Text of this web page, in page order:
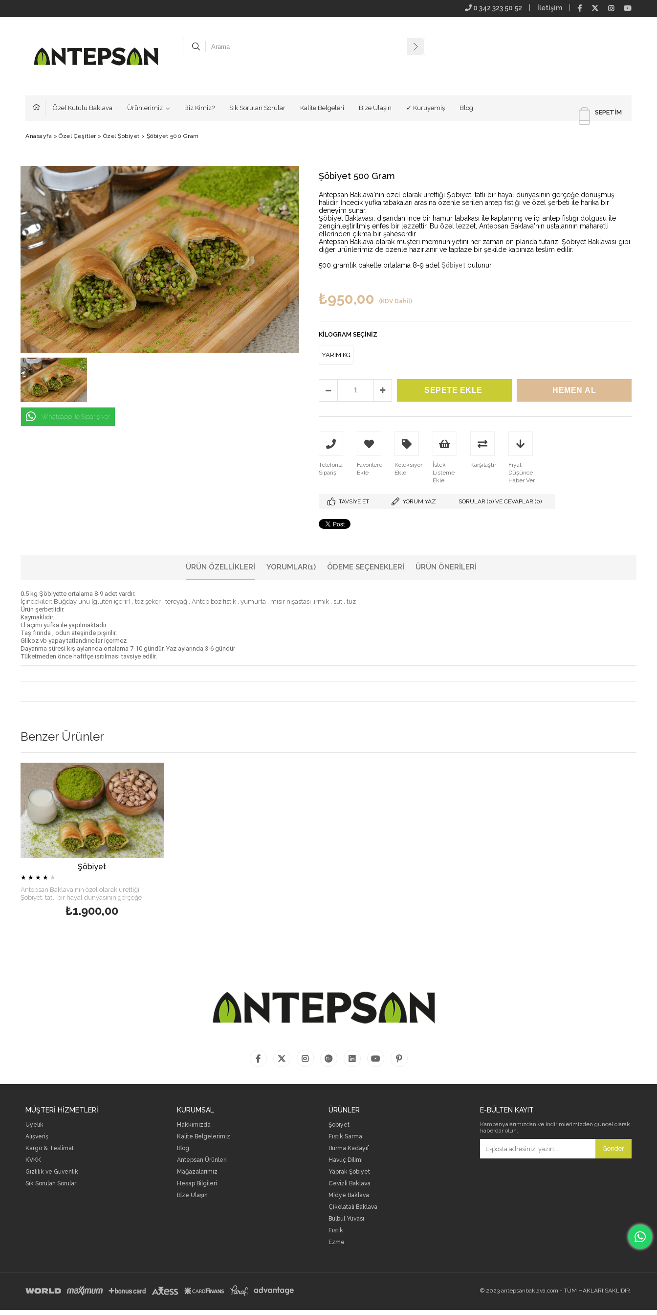
0 342 323 50 52 İletişim
SEPETIM
Özel Kutulu Baklava Ürünlerimiz Biz Kimiz? Sık Sorulan Sorular Kalite Belgeleri Bize Ulaşın ✓ Kuruyemiş Blog
Anasayfa > Özel Çeşitler> Özel Şöbiyet > Şöbiyet 500 Gram
Whatsapp İle Sipariş ver
Şöbiyet 500 Gram
Antepsan Baklava'nın özel olarak ürettiği Şöbiyet, tatlı bir hayal dünyasının gerçeğe dönüşmüş
halidir. İncecik yufka tabakaları arasına özenle serilen antep fıstığı ve özel şerbeti ile harika bir
deneyim sunar.
Şöbiyet Baklavası, dışarıdan ince bir hamur tabakası ile kaplanmış ve içi antep fıstığı dolgusu ile
zenginleştirilmiş enfes bir lezzettir. Bu özel lezzet, Antepsan Baklava'nın ustalarının maharetli
ellerinden çıkma bir şaheserdir.
Antepsan Baklava olarak müşteri memnuniyetini her zaman ön planda tutarız. Şöbiyet Baklavası gibi
diğer ürünlerimiz de özenle hazırlanır ve taptaze bir şekilde kapınıza teslim edilir.
500 gramlık pakette ortalama 8-9 adet Şöbiyet bulunur.
₺950,00 (KDV Dahil)
KILOGRAM SEÇINIZ
YARIM KG
Telefonla
Sipariş
Favorilere
Ekle
Koleksiyona
Ekle
İstek
Listeme
Ekle
Karşılaştır
Fiyat
Düşünce
Haber Ver
TAVSIYE ET YORUM YAZ SORULAR (0) VE CEVAPLAR (0)
ÜRÜN ÖZELLIKLERI YORUMLAR(1) ÖDEME SEÇENEKLERI ÜRÜN ÖNERILERI
0.5 kg Şöbiyette ortalama 8-9 adet vardır.
İçindekiler: Buğday unu (gluten içerir) , toz şeker , tereyağ , Antep boz fıstık , yumurta , mısır nişastası ,irmik , süt , tuz
Ürün şerbetlidir.
Kaymaklıdır.
El açımı yufka ile yapılmaktadır.
Taş fırında , odun ateşinde pişirilir.
Glikoz vb yapay tatlandırıcılar içermez
Dayanma süresi kış aylarında ortalama 7-10 gündür. Yaz aylarında 3-6 gündür
Tüketmeden önce hafifçe ısıtılması tavsiye edilir.
Benzer Ürünler
Şöbiyet
★ ★ ★ ★ ★
Antepsan Baklava'nın özel olarak ürettiği
Şöbiyet, tatlı bir hayal dünyasının gerçeğe
dönüşmüş halidir. İncecik yufka tabakaları
arasına özenle serilen antep fıstığı ve özel şerbeti
₺1.900,00
MÜŞTERİ HİZMETLERİ
Üyelik
Alışveriş
Kargo & Teslimat
KVKK
Gizlilik ve Güvenlik
Sık Sorulan Sorular
KURUMSAL
Hakkımızda
Kalite Belgelerimiz
Blog
Antepsan Ürünleri
Mağazalarımız
Hesap Bilgileri
Bize Ulaşın
ÜRÜNLER
Şöbiyet
Fıstık Sarma
Burma Kadayıf
Havuç Dilimi
Yaprak Şöbiyet
Cevizli Baklava
Midye Baklava
Çikolatalı Baklava
Bülbül Yuvası
Fıstık
Ezme
E-BÜLTEN KAYIT
Kampanyalarımızdan ve indirimlerimizden güncel olarak
haberdar olun.
Gönder
© 2023 antepsanbaklava.com - TÜM HAKLARI SAKLIDIR.